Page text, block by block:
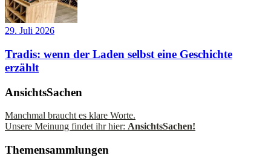
29. Juli 2026
Tradis: wenn der Laden selbst eine Geschichte
erzählt
AnsichtsSachen
Manchmal braucht es klare Worte.
Unsere Meinung findet ihr hier: AnsichtsSachen!
Themensammlungen